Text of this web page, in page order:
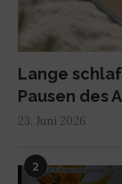
Lange
Pausen des
23. Juni 2026
2